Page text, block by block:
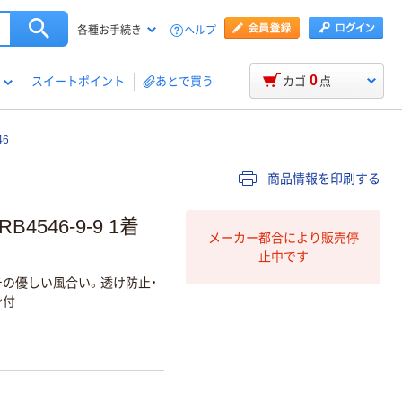
各種お手続き ヘルプ
スイートポイント あとで買う カゴ 0 点
商品情報を印刷する
9-9 1着
優しい風合い。透け防止・
付
メーカー都合により販売停
止中です